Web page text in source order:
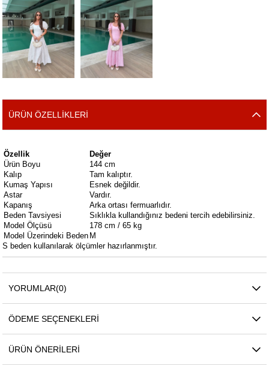
ÜRÜN ÖZELLIKLERI
Özellik
Değer
Ürün Boyu
144 cm
Kalıp
Tam kalıptır.
Kumaş Yapısı
Esnek değildir.
Astar
Vardır.
Kapanış
Arka ortası fermuarlıdır.
Beden Tavsiyesi
Sıklıkla kullandığınız bedeni tercih edebilirsiniz.
Model Ölçüsü
178 cm / 65 kg
Model Üzerindeki Beden M
S beden kullanılarak ölçümler hazırlanmıştır.
YORUMLAR(0)
ÖDEME SEÇENEKLERI
ÜRÜN ÖNERILERI